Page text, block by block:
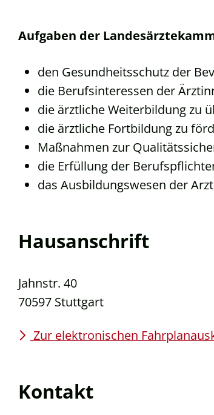
Aufgaben der
den Gesundheitsschutz der
die Berufsinteressen der
die ärztliche Weiterbildung zu
die ärztliche Fortbildung zu
Maßnahmen zur
die Erfüllung der
das Ausbildungswesen der
Hausanschrift
Jahnstr. 40
70597 Stuttgart
Zur elektronischen
Kontakt